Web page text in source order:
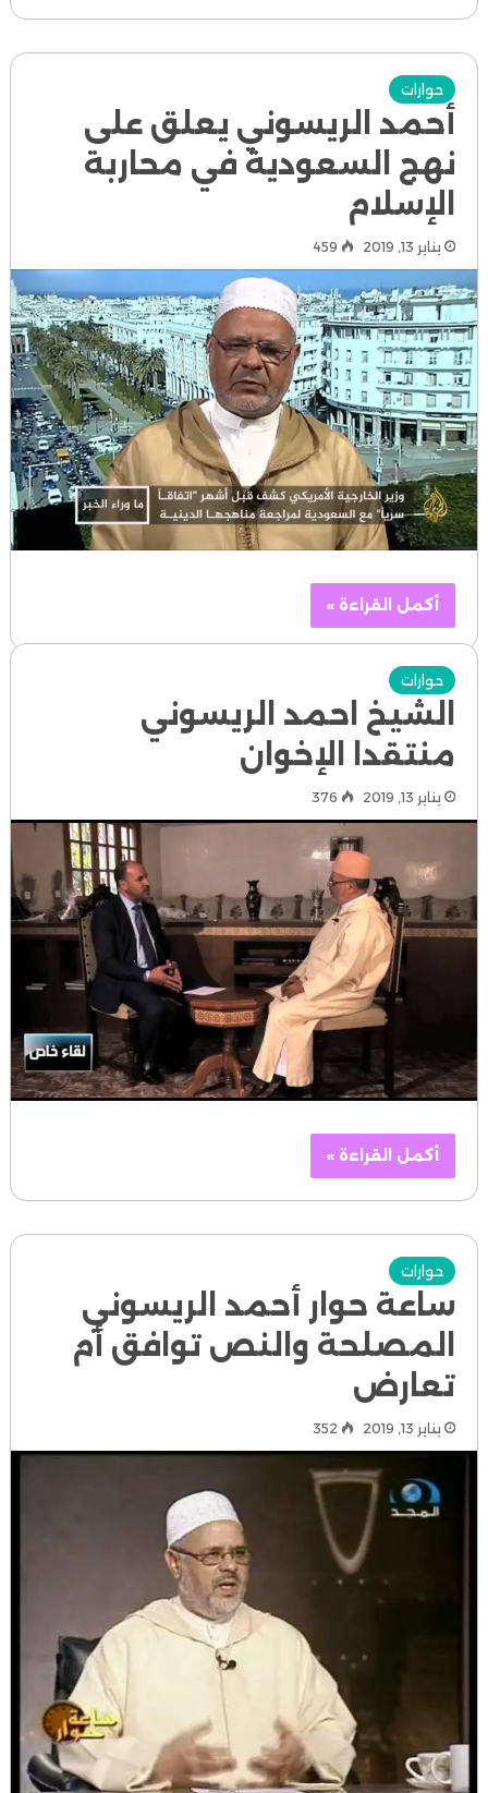
حوارات
أحمد الريسوني يعلق على
نهج السعودية في محاربة
الإسلام
يناير 13, 2019 459
أكمل القراءة »
حوارات
الشيخ احمد الريسوني
منتقدا الإخوان
يناير 13, 2019 376
أكمل القراءة »
حوارات
ساعة حوار أحمد الريسوني
المصلحة والنص توافق أم
تعارض
يناير 13, 2019 352